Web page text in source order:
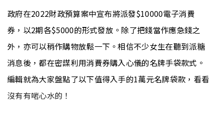
政府在2022財政預算案中宣布將派發$10000電子消費
券，以2期各$5000的形式發放。除了把錢當作應急錢之
外，亦可以稍作購物放鬆一下。相信不少女生在聽到派糖
消息後，都在密謀利用消費券購入心儀的名牌手袋款式。
編輯就為大家盤點了以下值得入手的1萬元名牌袋款，看看
沒有有啱心水的！